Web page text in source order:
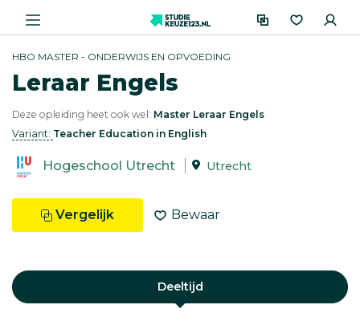
HBO MASTER - ONDERWIJS EN OPVOEDING
Leraar Engels
Deze opleiding heet ook wel: Master Leraar Engels
Variant: Teacher Education in English
Hogeschool Utrecht Utrecht
Vergelijk Bewaar
Deeltijd